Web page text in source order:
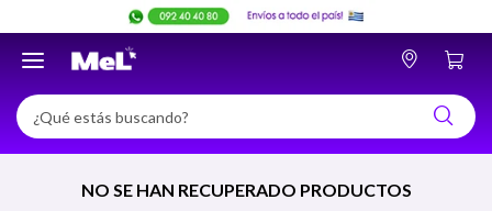

NO SE HAN RECUPERADO PRODUCTOS